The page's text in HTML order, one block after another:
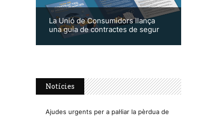
La Unió de Consumidors llança
una guia de contractes de segur
Notícies
Ajudes urgents per a pal·liar la pèrdua de